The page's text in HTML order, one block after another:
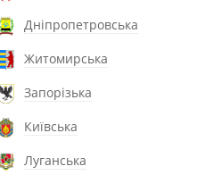
Дніпропетровська
Житомирська
Запорізька
Київська
Луганська